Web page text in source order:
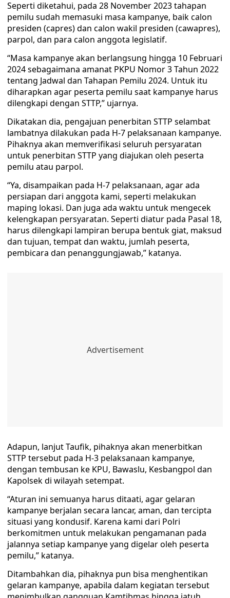
Seperti diketahui, pada 28 November 2023 tahapan
pemilu sudah memasuki masa kampanye, baik calon
presiden (capres) dan calon wakil presiden (cawapres),
parpol, dan para calon anggota legislatif.
“Masa kampanye akan berlangsung hingga 10 Februari
2024 sebagaimana amanat PKPU Nomor 3 Tahun 2022
tentang Jadwal dan Tahapan Pemilu 2024. Untuk itu
diharapkan agar peserta pemilu saat kampanye harus
dilengkapi dengan STTP,” ujarnya.
Dikatakan dia, pengajuan penerbitan STTP selambat
lambatnya dilakukan pada H-7 pelaksanaan kampanye.
Pihaknya akan memverifikasi seluruh persyaratan
untuk penerbitan STTP yang diajukan oleh peserta
pemilu atau parpol.
“Ya, disampaikan pada H-7 pelaksanaan, agar ada
persiapan dari anggota kami, seperti melakukan
maping lokasi. Dan juga ada waktu untuk mengecek
kelengkapan persyaratan. Seperti diatur pada Pasal 18,
harus dilengkapi lampiran berupa bentuk giat, maksud
dan tujuan, tempat dan waktu, jumlah peserta,
pembicara dan penanggungjawab,” katanya.
Adapun, lanjut Taufik, pihaknya akan menerbitkan
STTP tersebut pada H-3 pelaksanaan kampanye,
dengan tembusan ke KPU, Bawaslu, Kesbangpol dan
Kapolsek di wilayah setempat.
“Aturan ini semuanya harus ditaati, agar gelaran
kampanye berjalan secara lancar, aman, dan tercipta
situasi yang kondusif. Karena kami dari Polri
berkomitmen untuk melakukan pengamanan pada
jalannya setiap kampanye yang digelar oleh peserta
pemilu,” katanya.
Ditambahkan dia, pihaknya pun bisa menghentikan
gelaran kampanye, apabila dalam kegiatan tersebut